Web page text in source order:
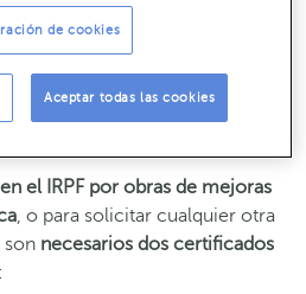
el queprobar las obras de
, tal como explican desde
el IRPF por obras de mejoras
, o para solicitar cualquier otra
son necesarios dos certificados
:
de cookies
Aceptar todas las cookies